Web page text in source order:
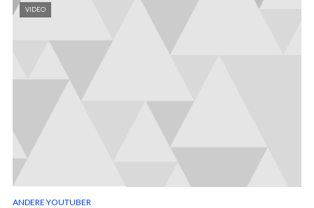
VIDEO
ANDERE YOUTUBER